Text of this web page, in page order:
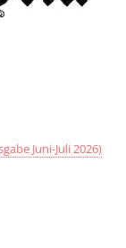
Juni-Juli 2026)